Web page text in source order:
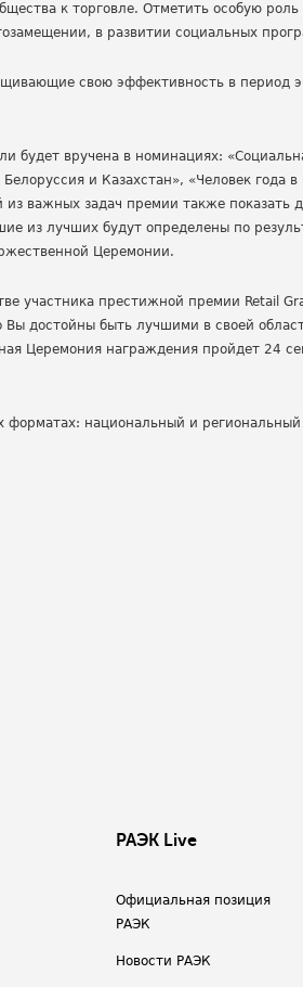
к торговле. Отметить особую роль
в развитии социальных
свою эффективность в период
будет вручена в номинациях:
и Казахстан», «Человек года в
из важных задач премии также показать
из лучших будут определены по
Церемонии.
участника престижной премии Retail
достойны быть лучшими в своей
Церемония награждения пройдет 24
национальный и
РАЭК Live
Официальная позиция
РАЭК
Новости РАЭК